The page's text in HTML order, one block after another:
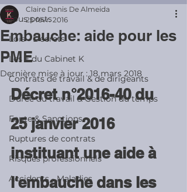
Tous posts
Lois - Décrets
Les + du Cabinet K
Contrats de travail & de dirigeants
Durée du travail & Gestion du temps
Faute & Sanctions
Ruptures de contrats
Risques professionnels
Accidents - Maladies
Embauche: aide pour les
PME
Claire Danis De Almeida
25 févr. 2016
Dernière mise à jour :18 mars 2018
Décret n°2016-40 du
25 janvier 2016
instituant une aide à
l'embauche dans les